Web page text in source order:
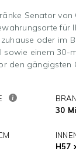
Senator
für
oder im
einem 30-
den gängigsten
30
H57